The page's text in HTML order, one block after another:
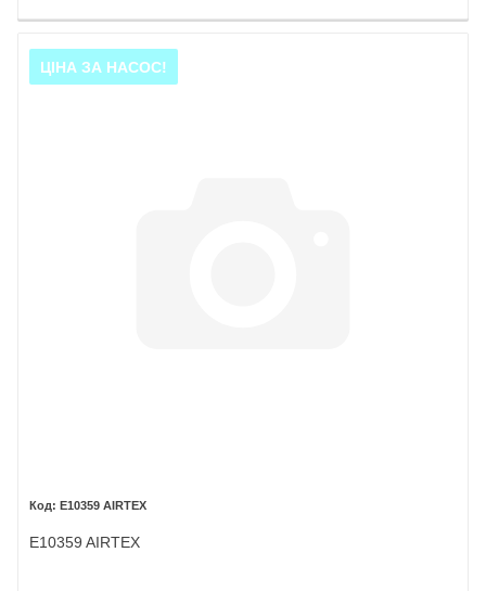
ЦІНА ЗА НАСОС!
E10359 AIRTEX
E10359 AIRTEX